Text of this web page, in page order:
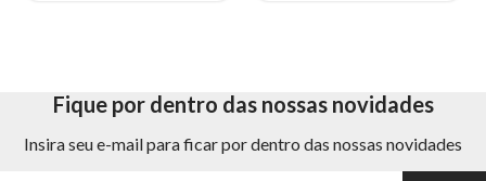
Fique por dentro das nossas novidades
Insira seu e-mail para ficar por dentro das nossas novidades